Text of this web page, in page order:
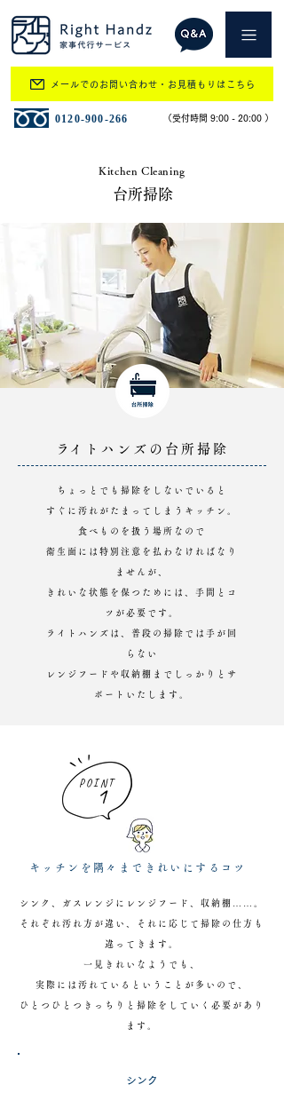
​0120-900-266 ​（受付時間 9:00 - 20:00 ）
メールでのお問い合わせ・お見積もりはこちら
Kitchen Cleaning
台所掃除
​ライトハンズの台所掃除
ちょっとでも掃除をしないでいると
すぐに汚れがたまってしまうキッチン。
食べものを扱う場所なので
衛生面には特別注意を払わなければなり
ませんが、
きれいな状態を保つためには、手間とコ
ツが必要です。
ライトハンズは、普段の掃除では手が回
らない
レンジフードや 収納棚までしっかりとサ
ポートいたします。
POINT
1
キッチンを隅々まできれいにするコツ
シンク、ガスレンジにレンジフード、収納棚……。
それぞれ汚れ方が違い、それに応じて掃除の仕方も
違ってきます。
一見きれいなようでも、
実際には汚れているということが多いので、
ひとつひとつきっちりと掃除をしていく必要があり
ます。
シンク